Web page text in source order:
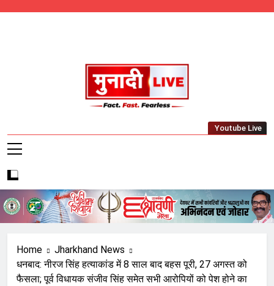
Munadi Live – Jharkhand's Leading Local
Youtube Live
Home
Jharkhand News
धनबाद: नीरज सिंह हत्याकांड में 8 साल बाद बहस पूरी, 27 अगस्त को
फैसला; पूर्व विधायक संजीव सिंह समेत सभी आरोपियों को पेश होने का